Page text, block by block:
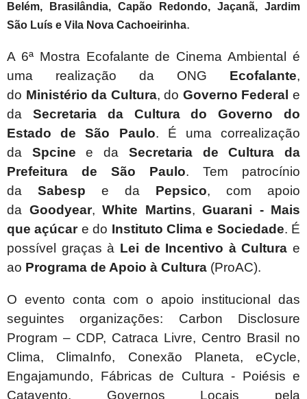
Belém, Brasilândia, Capão Redondo, Jaçanã, Jardim
São Luís e Vila Nova Cachoeirinha.
A 6ª Mostra Ecofalante de Cinema Ambiental é
uma realização da ONG Ecofalante,
do Ministério da Cultura, do Governo Federale
da Secretaria da Cultura do Governo do
Estado de São Paulo. É uma correalização
da Spcine e da Secretaria de Cultura da
Prefeitura de São Paulo. Tem patrocínio
da Sabesp e da Pepsico, com apoio
da Goodyear, White Martins, Guarani - Mais
que açúcare do Instituto Clima e Sociedade. É
possível graças à Lei de Incentivo à Cultura e
ao Programa de Apoio à Cultura (ProAC).
O evento conta com o apoio institucional das
seguintes organizações: Carbon Disclosure
Program – CDP, Catraca Livre, Centro Brasil no
Clima, ClimaInfo, Conexão Planeta, eCycle,
Engajamundo, Fábricas de Cultura - Poiésis e
Catavento, Governos Locais pela